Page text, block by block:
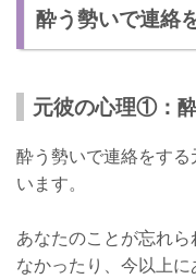
酔う勢いで連絡
元彼の心理①：
酔う勢いで連絡をする
います。
あなたのことが忘れ
なかったり、今以上